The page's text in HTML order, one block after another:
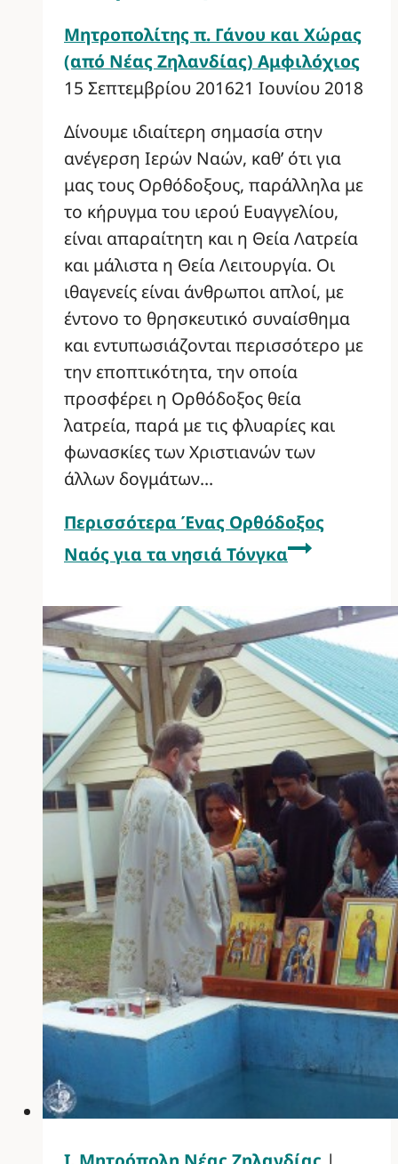
Μητροπολίτης π. Γάνου και Χώρας
(από Νέας Ζηλανδίας) Αμφιλόχιος
15 Σεπτεμβρίου 201621 Ιουνίου 2018
Δίνουμε ιδιαίτερη σημασία στην
ανέγερση Ιερών Ναών, καθ’ ότι για
μας τους Ορθόδοξους, παράλληλα με
το κήρυγμα του ιερού Ευαγγελίου,
είναι απαραίτητη και η Θεία Λατρεία
και μάλιστα η Θεία Λειτουργία. Οι
ιθαγενείς είναι άνθρωποι απλοί, με
έντονο το θρησκευτικό συναίσθημα
και εντυπωσιάζονται περισσότερο με
την εποπτικότητα, την οποία
προσφέρει η Ορθόδοξος θεία
λατρεία, παρά με τις φλυαρίες και
φωνασκίες των Χριστιανών των
άλλων δογμάτων…
Περισσότερα Ένας Ορθόδοξος
Ναός για τα νησιά Τόνγκα